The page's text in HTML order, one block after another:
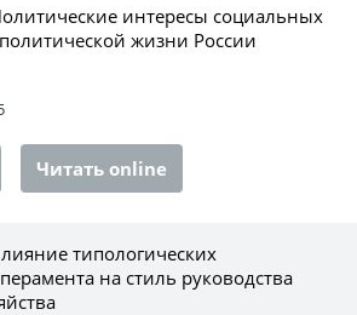
интересы социальных
жизни России
Читать online
типологических
на стиль руководства